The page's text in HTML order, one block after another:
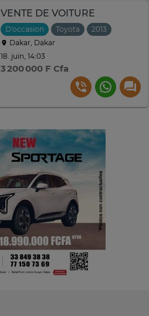
VENTE DE VOITURE
D'occasion Toyota 2013
Dakar, Dakar
18. juin, 14:03
3 200 000 F Cfa